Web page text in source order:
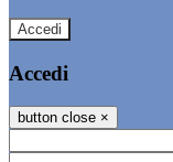
Accedi
Accedi
button close ×